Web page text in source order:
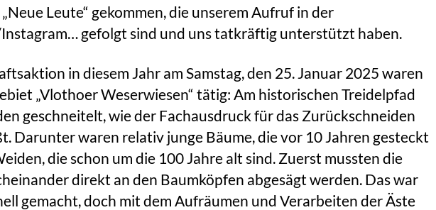
Leute“ gekommen, die unserem Aufruf in der
gefolgt sind und uns tatkräftig unterstützt haben.
in diesem Jahr am Samstag, den 25. Januar 2025 waren
„Vlothoer Weserwiesen“ tätig: Am historischen Treidelpfad
geschneitelt, wie der Fachausdruck für das Zurückschneiden
Darunter waren relativ junge Bäume, die vor 10 Jahren gesteckt
die schon um die 100 Jahre alt sind. Zuerst mussten die
direkt an den Baumköpfen abgesägt werden. Das war
gemacht, doch mit dem Aufräumen und Verarbeiten der Äste